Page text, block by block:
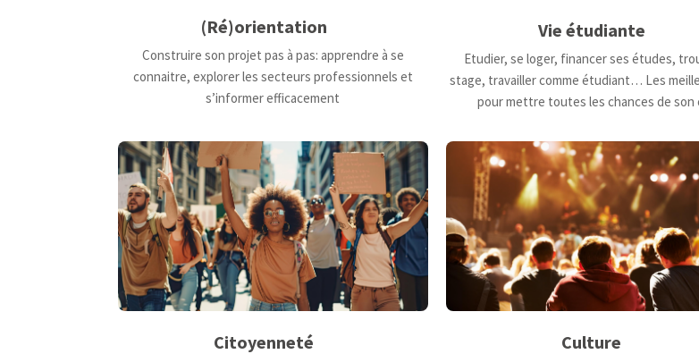
(Ré)orientation
Construire son projet pas à pas: apprendre à se
connaitre, explorer les secteurs professionnels et
s’informer efficacement
Vie étudiante
Etudier, se loger, financer ses études,
stage, travailler comme étudiant… Les
pour mettre toutes les chances de son
Citoyenneté Culture